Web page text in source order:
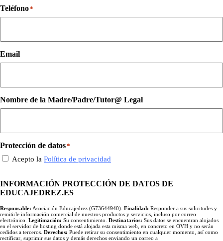
Teléfono*
Email
Nombre de la Madre/Padre/Tutor@ Legal
Protección de datos*
Acepto la Política de privacidad
INFORMACIÓN PROTECCIÓN DE DATOS DE
EDUCAJEDREZ.ES
Responsable: Asociación Educajedrez (G73644940). Finalidad: Responder a sus solicitudes y
remitirle información comercial de nuestros productos y servicios, incluso por correo
electrónico. Legitimación: Su consentimiento. Destinatarios: Sus datos se encuentran alojados
en el servidor de hosting donde está alojada esta misma web, en concreto en OVH y no serán
cedidos a terceros. Derechos: Puede retirar su consentimiento en cualquier momento, así como
rectificar, suprimir sus datos y demás derechos enviando un correo a